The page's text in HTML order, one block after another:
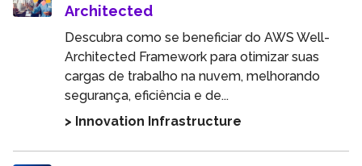
Architected
Descubra como se beneficiar do AWS Well-
Architected Framework para otimizar suas
cargas de trabalho na nuvem, melhorando
segurança, eficiência e de...
> Innovation Infrastructure